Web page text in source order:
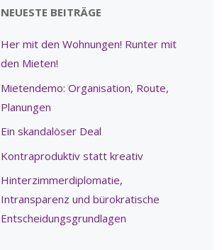
NEUESTE BEITRÄGE
Her mit den Wohnungen! Runter mit
den Mieten!
Mietendemo: Organisation, Route,
Planungen
Ein skandalöser Deal
Kontraproduktiv statt kreativ
Hinterzimmerdiplomatie,
Intransparenz und bürokratische
Entscheidungsgrundlagen